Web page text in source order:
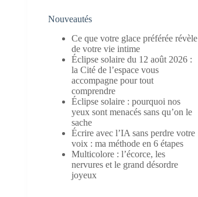
Nouveautés
Ce que votre glace préférée révèle
de votre vie intime
Éclipse solaire du 12 août 2026 :
la Cité de l’espace vous
accompagne pour tout
comprendre
Éclipse solaire : pourquoi nos
yeux sont menacés sans qu’on le
sache
Écrire avec l’IA sans perdre votre
voix : ma méthode en 6 étapes
Multicolore : l’écorce, les
nervures et le grand désordre
joyeux